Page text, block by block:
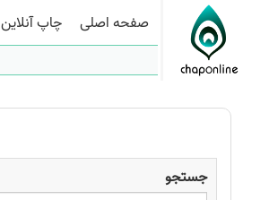
صفحه اصلی چاپ آنلاین
جستجو